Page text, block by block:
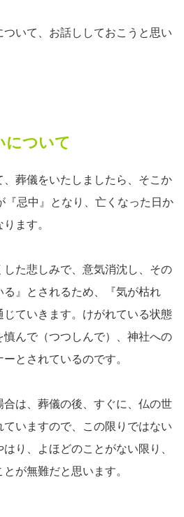
いて、お話ししておこうと思い
について
葬儀をいたしましたら、そこか
『忌中』となり、亡くなった日か
ます。
した悲しみで、意気消沈し、その
る』とされるため、『気が枯れ
ていきます。けがれている状態
慎んで（つつしんで）、神社への
とされているのです。
は、葬儀の後、すぐに、仏の世
いますので、この限りではない
り、よほどのことがない限り、
が無難だと思います。